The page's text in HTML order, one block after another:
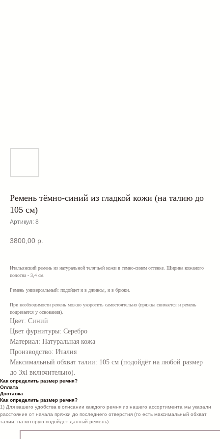
Ремень тёмно-синий из гладкой кожи (на талию до
105 см)
Артикул: 8
3800,00 р.
Итальянский ремень из натуральной телячьей кожи в темно-синем оттенке. Ширина кожаного
полотна - 3,4 см.
Ремень универсальный: подойдет и в джинсы, и в брюки.
При необходимости ремень можно укоротить самостоятельно (пряжка снимается и ремень
подрезается у основания).
Цвет: Синий
Цвет фурнитуры: Серебро
Материал: Натуральная кожа
Производство: Италия
Максимальный обхват талии: 105 см (подойдёт на любой размер
до 3xl включительно).
Как определить размер ремня?
Оплата
Доставка
Как определить размер ремня?
1) Для вашего удобства в описании каждого ремня из нашего ассортимента мы указали
расстояние от начала пряжки до последнего отверстия (то есть максимальный обхват
талии, на которую подойдет данный ремень).